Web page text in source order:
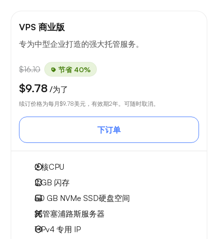
VPS 商业版
专为中型企业打造的强大托管服务。
$16.10 节省 40%
$9.78 /为了
续订价格为每月$9.78美元，有效期2年。可随时取消。
下订单
2核CPU
2 GB 闪存
50 GB NVMe SSD硬盘空间
托管塞浦路斯服务器
1 IPv4 专用 IP